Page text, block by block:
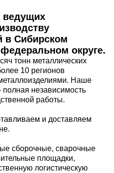
ведущих
в Сибирском
округе.
тонн металлических
10 регионов
Наше
независимость
работы.
и доставляем
сборочные, сварочные
площадки,
логистическую